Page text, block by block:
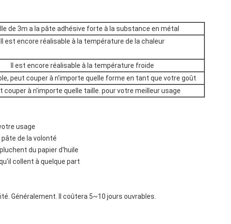
de 3m a la pâte adhésive forte à la substance en métal
Il est encore réalisable à la température de la chaleur
Il est encore réalisable à la température froide
peut couper à n'importe quelle forme en tant que votre goût
couper à n'importe quelle taille. pour votre meilleur usage
usage
de la volonté
du papier d'huile
collent à quelque part
Généralement. Il coûtera 5~10 jours ouvrables.